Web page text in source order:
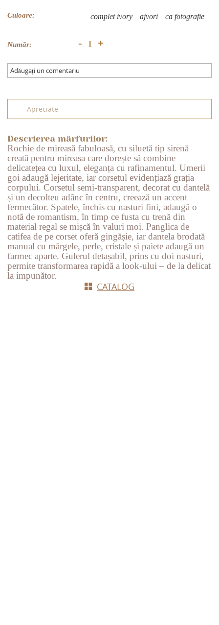
Culoare: ca fotografie
аjvori
complet ivory
Număr: - +
Adăugați un comentariu
Apreciate
Descrierea mărfurilor:
Rochie de mireasă fabuloasă, cu siluetă tip sirenă
creată pentru mireasa care dorește să combine
delicatețea cu luxul, eleganța cu rafinamentul. Umerii
goi adaugă lejeritate, iar corsetul evidențiază grația
corpului. Corsetul semi-transparent, decorat cu dantelă
și un decolteu adânc în centru, creează un accent
fermecător. Spatele, închis cu nasturi fini, adaugă o
notă de romantism, în timp ce fusta cu trenă din
material regal se mișcă în valuri moi. Panglica de
catifea de pe corset oferă gingășie, iar dantela brodată
manual cu mărgele, perle, cristale și paiete adaugă un
farmec aparte. Gulerul detașabil, prins cu doi nasturi,
permite transformarea rapidă a look-ului – de la delicat
la impunător.
СATALOG